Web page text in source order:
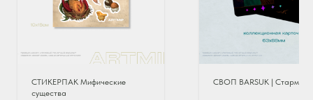
СТИКЕРПАК Мифические
существа
СВОП BARSUK | Стармен